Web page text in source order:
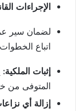
الإجراءات
لضمان سير
اتباع الخطوات
إثبات الملكية:
المتوفى من
إزالة أي